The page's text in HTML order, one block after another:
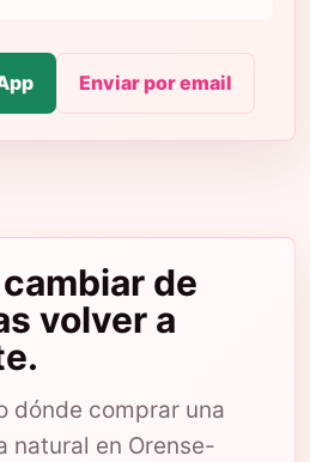
Enviar por email
de
volver a
dónde comprar una
natural en Orense-